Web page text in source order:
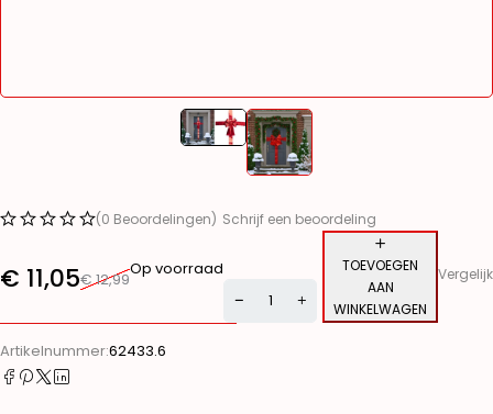
(0 Beoordelingen) Schrijf een beoordeling
€12,99
€ 11,05 Op voorraad
TOEVOEGEN
AAN
WINKELWAGEN
Vergelijk
Artikelnummer:62433.6